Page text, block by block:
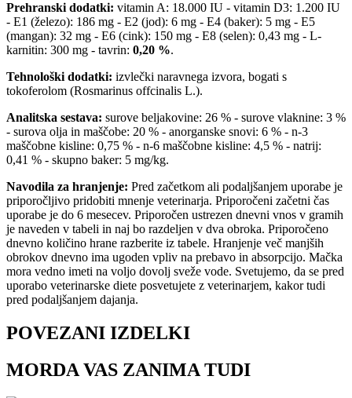
Prehranski dodatki: vitamin A: 18.000 IU - vitamin D3: 1.200 IU
- E1 (železo): 186 mg - E2 (jod): 6 mg - E4 (baker): 5 mg - E5
(mangan): 32 mg - E6 (cink): 150 mg - E8 (selen): 0,43 mg - L-
karnitin: 300 mg - tavrin: 0,20 %.
Tehnološki dodatki: izvlečki naravnega izvora, bogati s
tokoferolom (Rosmarinus offcinalis L.).
Analitska sestava: surove beljakovine: 26 % - surove vlaknine: 3 %
- surova olja in maščobe: 20 % - anorganske snovi: 6 % - n-3
maščobne kisline: 0,75 % - n-6 maščobne kisline: 4,5 % - natrij:
0,41 % - skupno baker: 5 mg/kg.
Navodila za hranjenje: Pred začetkom ali podaljšanjem uporabe je
priporočljivo pridobiti mnenje veterinarja. Priporočeni začetni čas
uporabe je do 6 mesecev. Priporočen ustrezen dnevni vnos v gramih
je naveden v tabeli in naj bo razdeljen v dva obroka. Priporočeno
dnevno količino hrane razberite iz tabele. Hranjenje več manjših
obrokov dnevno ima ugoden vpliv na prebavo in absorpcijo. Mačka
mora vedno imeti na voljo dovolj sveže vode. Svetujemo, da se pred
uporabo veterinarske diete posvetujete z veterinarjem, kakor tudi
pred podaljšanjem dajanja.
POVEZANI IZDELKI
MORDA VAS ZANIMA TUDI